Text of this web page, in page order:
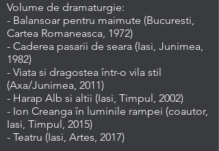
Volume de dramaturgie:
- Balansoar pentru maimute (Bucuresti,
Cartea Romaneasca, 1972)
- Caderea pasarii de seara (Iasi, Junimea,
1982)
- Viata si dragostea într-o vila stil
(Axa/Junimea, 2011)
- Harap Alb si altii (Iasi, Timpul, 2002)
- Ion Creanga în luminile rampei (coautor,
Iasi, Timpul, 2015)
- Teatru (Iasi, Artes, 2017)